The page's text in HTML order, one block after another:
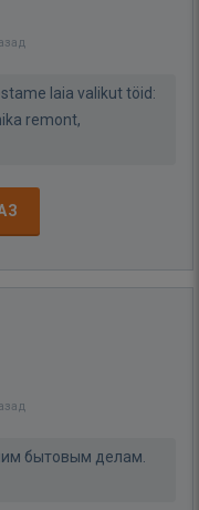
laia valikut töid:
remont,
бытовым делам.